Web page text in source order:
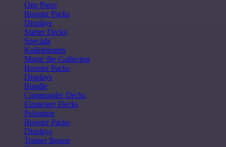
One Piece
Booster Packs
Displays
Starter Decks
Specials
Kollektionen
Magic the Gathering
Booster Packs
Displays
Bundle
Commander Decks
Einsteiger Decks
Pokemon
Booster Packs
Displays
Trainer Boxen